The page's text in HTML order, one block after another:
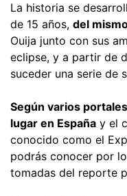
La historia se
de 15 años, del
Ouija junto con sus
eclipse, y a partir de
suceder una serie de
Según varios
lugar en España y el
conocido como el
podrás conocer por
tomadas del reporte